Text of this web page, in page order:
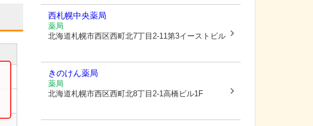
西札幌中央薬局
薬局
北海道札幌市西区西町北7丁目2-11第3イーストビル
きのけん薬局
薬局
北海道札幌市西区西町北8丁目2-1高橋ビル1F